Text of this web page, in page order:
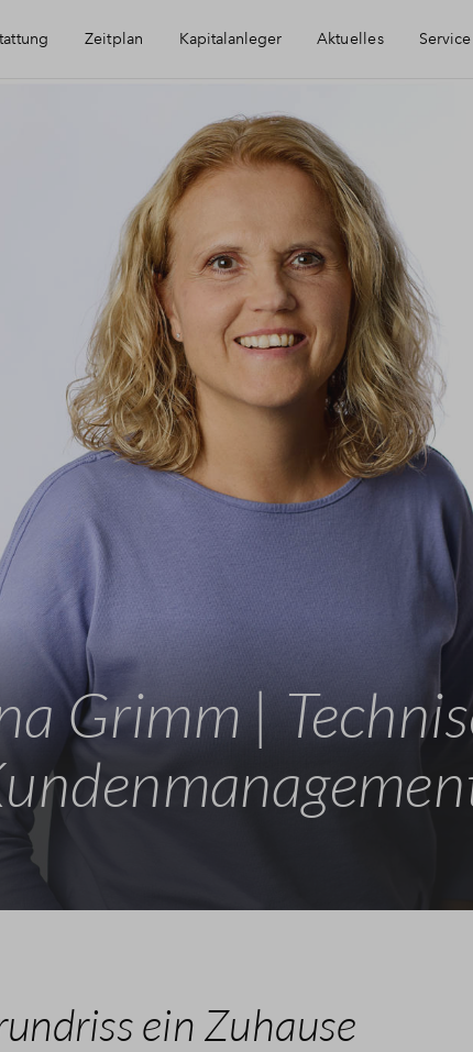
Zeitplan Kapitalanleger
Immobilie als Kapitalanlage
AfA Beispielrechnung
Aktuelles Service
Finanzierung
Newsletter-
Kontakt
Über BPD
Grimm |
ein Zuhause